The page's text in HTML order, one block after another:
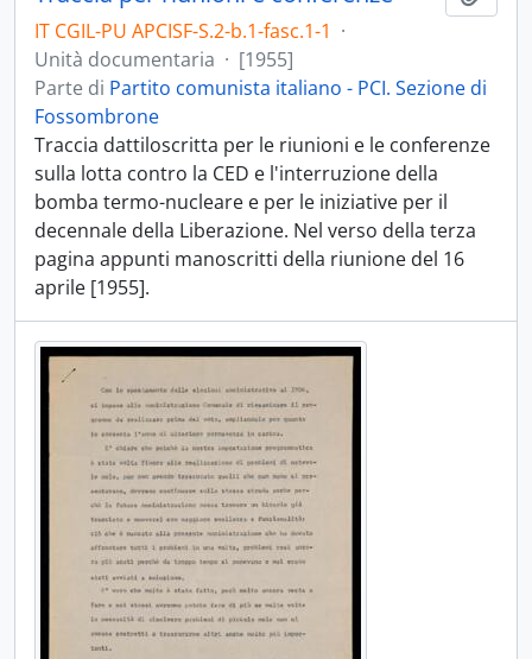
IT CGIL-PU APCISF-S.2-b.1-fasc.1-1 ·
Unità documentaria · [1955]
Parte di Partito comunista italiano - PCI. Sezione di
Fossombrone
Traccia dattiloscritta per le riunioni e le conferenze
sulla lotta contro la CED e l'interruzione della
bomba termo-nucleare e per le iniziative per il
decennale della Liberazione. Nel verso della terza
pagina appunti manoscritti della riunione del 16
aprile [1955].